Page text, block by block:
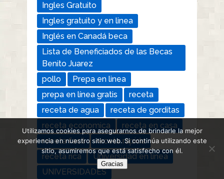
Ingles Gratuito
Ingles gratuito y en linea
Inglés en Canadá beca
Lista de Beneficiados de las Becas
Benito Juarez
pollo
Prepa en linea
prepa en línea gratis
receta
receta de agua
receta de gorditas
receta economica
receta en casa
receta facil
receta rapida
receta rica
Universidad en linea
UNIVERSIDADES
Utilizamos cookies para asegurarnos de brindarle la mejor
experiencia en nuestro sitio web. Si continúa utilizando este
sitio, asumiremos que está satisfecho con él.
Gracias